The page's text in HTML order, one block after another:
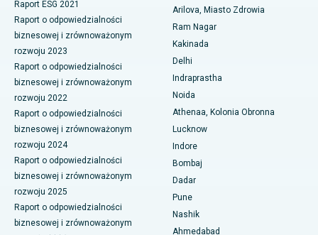
Najlepszy szpital przy Canal Circular Road w Kalkucie
Najlepszy szpital w dzielnicy biznesowej Belapur, Navi Mumbai
Najlepszy szpital w Panchavati, Nashik
Najlepszy szpital w Secunderabad, Hajdarabad
Najlepszy szpital w Seshadripuram, Bangalore
Najlepszy szpital przy Waltair Main Road, Visakhapatnam
Najlepszy szpital na Subhash Nagar Road, Karimnagar
Najlepszy szpital w Managari, Karaikudi
Chirurgia cytoredukcyjna
Ceramiczna całkowita wymiana stawu kolanowego
ERCP
Raport ESG 2021
Raport o odpowiedzialności
biznesowej i zrównoważonym
rozwoju 2023
Raport o odpowiedzialności
biznesowej i zrównoważonym
rozwoju 2022
Raport o odpowiedzialności
biznesowej i zrównoważonym
rozwoju 2024
Raport o odpowiedzialności
biznesowej i zrównoważonym
rozwoju 2025
Raport o odpowiedzialności
biznesowej i zrównoważonym
Arilova, Miasto Zdrowia
Ram Nagar
Kakinada
Delhi
Indraprastha
Noida
Athenaa, Kolonia Obronna
Lucknow
Indore
Bombaj
Dadar
Pune
Nashik
Ahmedabad